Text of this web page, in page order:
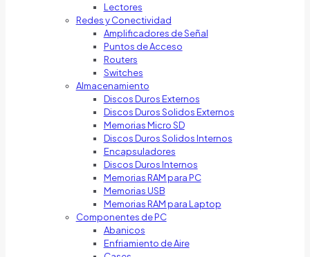
Lectores
Redes y Conectividad
Amplificadores de Señal
Puntos de Acceso
Routers
Switches
Almacenamiento
Discos Duros Externos
Discos Duros Solidos Externos
Memorias Micro SD
Discos Duros Solidos Internos
Encapsuladores
Discos Duros Internos
Memorias RAM para PC
Memorias USB
Memorias RAM para Laptop
Componentes de PC
Abanicos
Enfriamiento de Aire